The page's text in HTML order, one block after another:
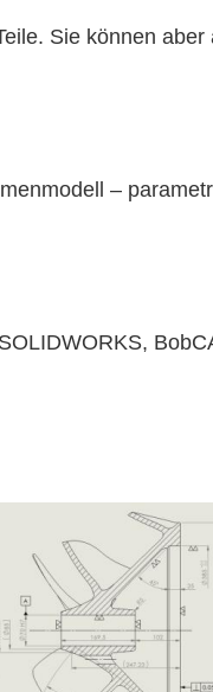
Sie können aber
–